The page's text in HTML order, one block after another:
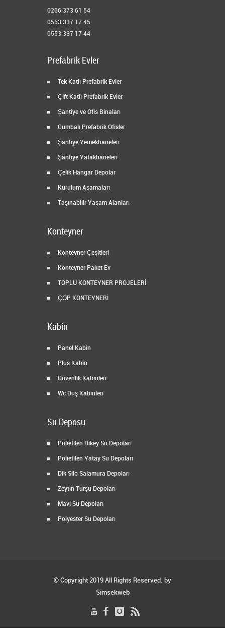
0266 373 61 54
0553 337 17 45
0553 337 17 44
Prefabrik Evler
Tek Katlı Prefabrik Evler
Çift Katlı Prefabrik Evler
Şantiye ve Ofis Binaları
Cumbalı Prefabrik Ofisler
Şantiye Yemekhaneleri
Şantiye Yatakhaneleri
Çelik Hangar Depolar
Kurulum Aşamaları
Taşınabilir Yaşam Alanları
Konteyner
Konteyner Çeşitleri
Konteyner Paket Ev
TOPLU KONTEYNER PROJELERİ
ÇÖP KONTEYNERİ
Kabin
Panel Kabin
Plus Kabin
Güvenlik Kabinleri
Wc Duş Kabinleri
Su Deposu
Polietilen Dikey Su Depoları
Polietilen Yatay Su Depoları
Dik Silo Salamura Depoları
Zeytin Turşu Depoları
Mavi Su Depoları
Polyester Su Depoları
© Copyright 2019 All Rights Reserved. by
Simsekweb